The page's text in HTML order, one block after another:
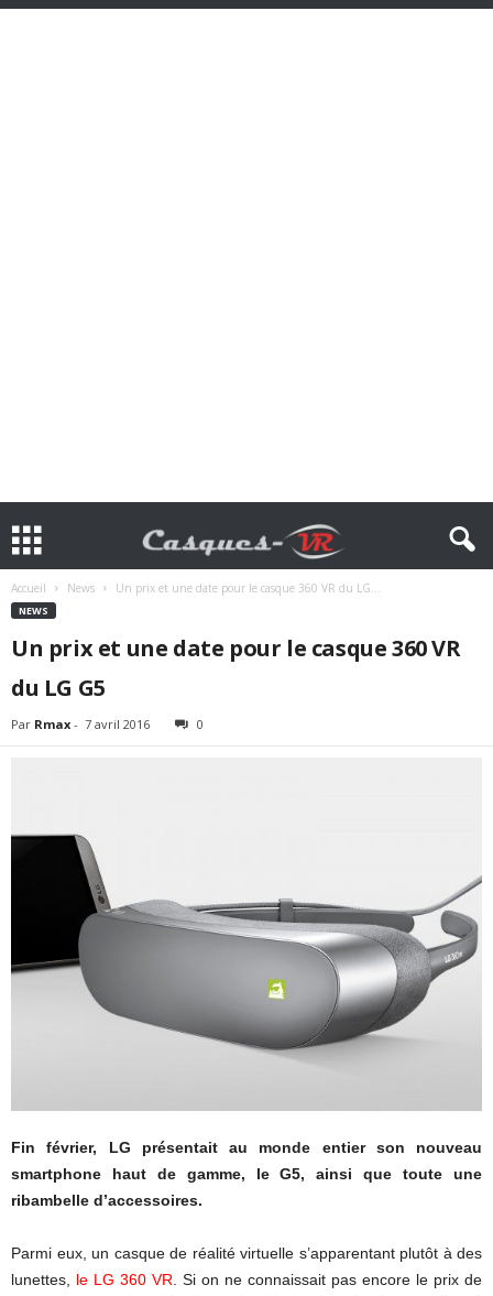
Accueil News Un prix et une date pour le casque 360 VR du LG...
NEWS
Un prix et une date pour le casque 360 VR
du LG G5
Par Rmax - 7 avril 2016 0
Fin février, LG présentait au monde entier son nouveau
smartphone haut de gamme, le G5, ainsi que toute une
ribambelle d’accessoires.
Parmi eux, un casque de réalité virtuelle s’apparentant plutôt à des
lunettes,
le LG 360 VR . Si on ne connaissait pas encore le prix de